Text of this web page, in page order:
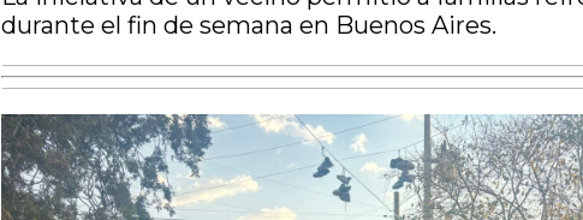
durante el fin de semana en Buenos Aires.